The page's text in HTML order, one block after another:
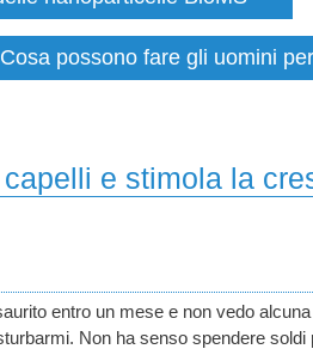
Cosa possono fare gli uomini
e stimola la
entro un mese e non vedo
Non ha senso spendere soldi